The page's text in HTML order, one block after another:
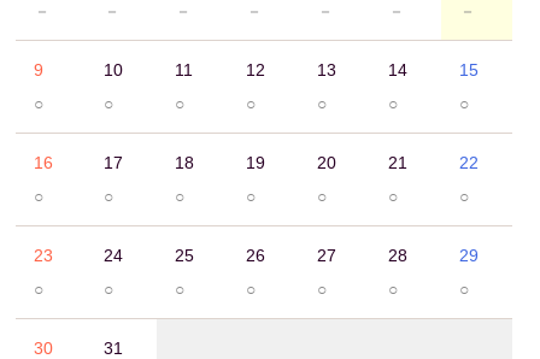
－
－
－
－
－
－
－
9
○
10
○
11
○
12
○
13
○
14
○
15
○
16
○
17
○
18
○
19
○
20
○
21
○
22
○
23
○
24
○
25
○
26
○
27
○
28
○
29
○
30
31